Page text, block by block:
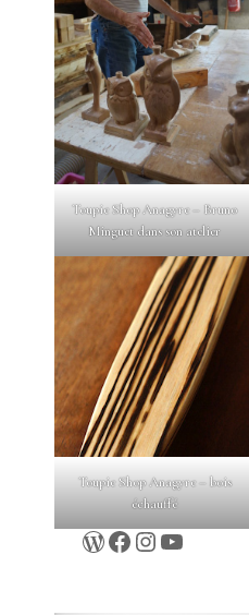
Toupie Shop Anagyre – Bruno
Minguet dans son atelier
Toupie Shop Anagyre – bois
échauffé
WordPress
Facebook
Instagram
YouTube